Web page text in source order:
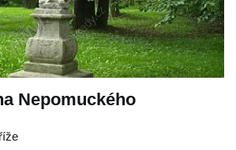
Nepomuckého